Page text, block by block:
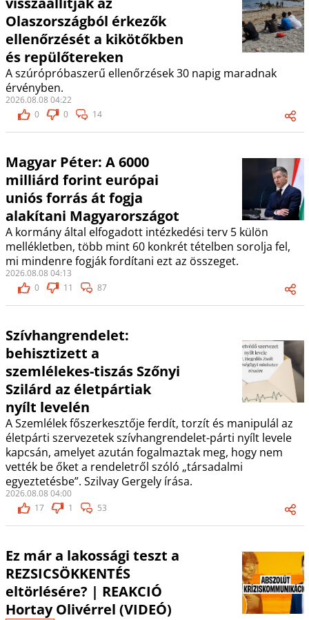
Olaszországból érkezők
ellenőrzését a kikötőkben
és repülőtereken
A szúrópróbaszerű ellenőrzések 30 napig maradnak
érvényben.
2026.08.08 04:22
0
0 14
Magyar Péter: A 6000
milliárd forint európai
uniós forrás át fogja
alakítani Magyarországot
A kormány által elfogadott intézkedési terv 5 külön
mellékletben, több mint 60 konkrét tételben sorolja fel,
mi mindenre fogják fordítani ezt az összeget.
2026.08.08 04:13
0
11 87
Szívhangrendelet:
behisztizett a
szemlélekes-tiszás Szőnyi
Szilárd az életpártiak
nyílt levelén
A Szemlélek főszerkesztője ferdít, torzít és manipulál az
életpárti szervezetek szívhangrendelet-párti nyílt levele
kapcsán, amelyet azután fogalmaztak meg, hogy nem
vették be őket a rendeletről szóló „társadalmi
egyeztetésbe”. Szilvay Gergely írása.
2026.08.08 04:00
17
1 53
Ez már a lakossági teszt a
REZSICSÖKKENTÉS
eltörlésére? | REAKCIÓ
Hortay Olivérrel (VIDEÓ)